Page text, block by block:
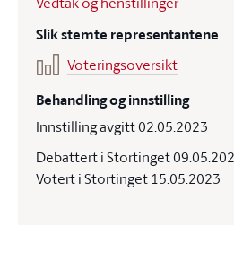
Slik stemte representantene
Voteringsoversikt
Behandling og innstilling
Innstilling avgitt 02.05.2023
Debattert i Stortinget
Votert i Stortinget 15.05.2023